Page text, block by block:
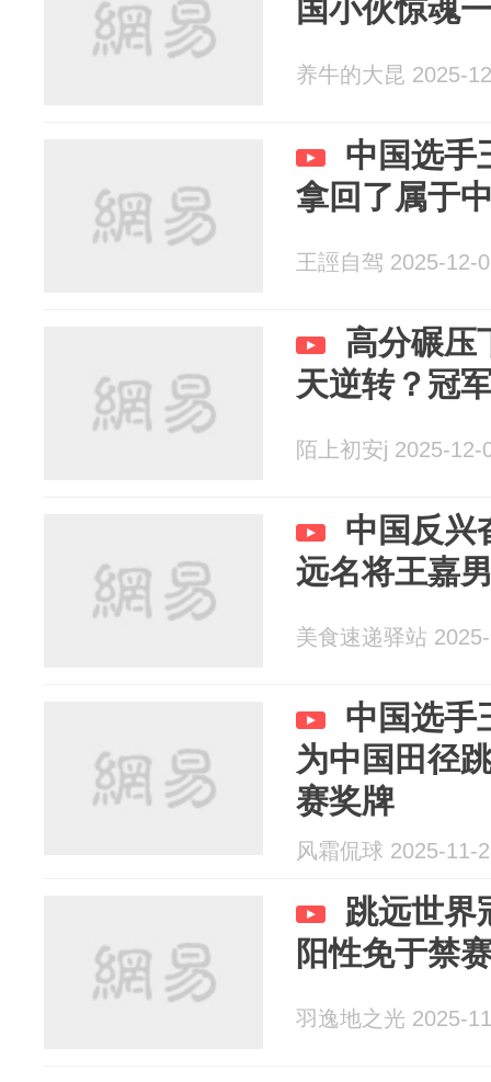
国小伙惊魂
养牛的大昆 2025-
中国选手
拿回了属于
王誙自驾 2025-12-
高分碾压
天逆转？冠
陌上初安j 2025-12-
中国反兴
远名将王嘉
美食速递驿站
中国选手
为中国田径
赛奖牌
风霜侃球 2025-11-
跳远世界
阳性免于禁
羽逸地之光 2025-